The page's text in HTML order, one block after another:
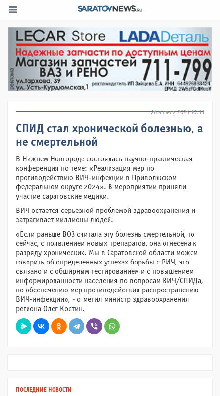
26 апреля 2024 10:33
СПИД стал хронической болезнью, а
не смертельной
В Нижнем Новгороде состоялась научно-практическая
конференция по теме: «Реализация мер по
противодействию ВИЧ-инфекции в Приволжском
федеральном округе 2024». В мероприятии приняли
участие саратовские медики.
ВИЧ остается серьезной проблемой здравоохранения и
затрагивает миллионы людей.
«Если раньше ВОЗ считала эту болезнь смертельной, то
сейчас, с появлением новых препаратов, она отнесена к
разряду хронических. Мы в Саратовской области можем
говорить об определенных успехах борьбы с ВИЧ, это
связано и с обширным тестированием и с повышением
информированности населения по вопросам ВИЧ/СПИДа,
по обеспечению мер противодействия распространению
ВИЧ-инфекции», - отметил министр здравоохранения
региона Олег Костин.
ПОСЛЕДНИЕ НОВОСТИ